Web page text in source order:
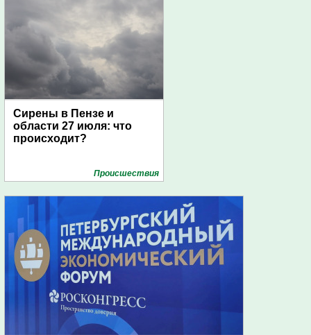
Сирены в Пензе и
области 27 июля: что
происходит?
Проиcшествия